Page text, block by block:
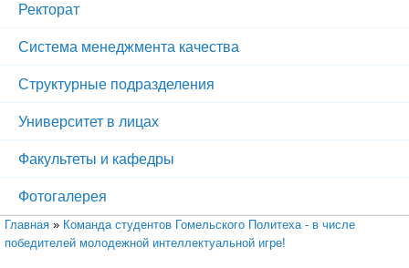
Ректорат
Система менеджмента качества
Структурные подразделения
Университет в лицах
Факультеты и кафедры
Фотогалерея
Вы здесь
Главная » Команда студентов Гомельского Политеха - в числе
победителей молодежной интеллектуальной игре!